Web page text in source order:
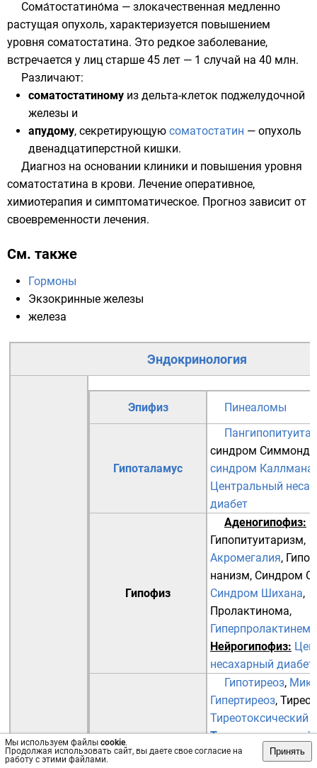
Мы используем файлы cookie.
Продолжая использовать сайт, вы даете свое согласие на
работу с этими файлами.
Принять
Сома́тостатино́ма — злокачественная медленно
растущая опухоль, характеризуется повышением
уровня соматостатина. Это редкое заболевание,
встречается у лиц старше 45 лет — 1 случай на 40 млн.
Различают:
соматостатиному из дельта-клеток поджелудочной
железы и
апудому, секретирующую соматостатин — опухоль
двенадцатиперстной кишки.
Диагноз на основании клиники и повышения уровня
соматостатина в крови. Лечение оперативное,
химиотерапия и симптоматическое. Прогноз зависит от
своевременности лечения.
См. также
Гормоны
Экзокринные железы
железа
Эндокринология
Эпифиз Пинеаломы
Гипоталамус
синдром
синдром Каллмана
Центральный
диабет
Гипофиз
Аденогипофиз:
Гипопитуитаризм,
Акромегалия,
нанизм, Синдром
Синдром Шихана,
Пролактинома,
Нейрогипофиз:
несахарный диабет
Гипотиреоз,
Гипертиреоз,
Тиреотоксический
Тиреоидит: острый
подострый
(